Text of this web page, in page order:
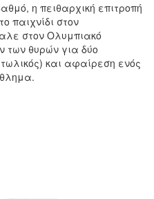
η πειθαρχική επιτροπή
παιχνίδι στον
στον Ολυμπιακό
των θυρών για δύο
και αφαίρεση ενός